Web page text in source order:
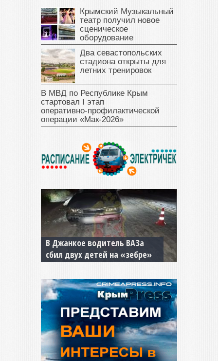
Крымский Музыкальный
театр получил новое
сценическое
оборудование
Два севастопольских
стадиона открыты для
летних тренировок
В МВД по Республике Крым
стартовал I этап
оперативно‑профилактической
операции «Мак‑2026»
В Джанкое водитель ВАЗа
сбил двух детей на «зебре»